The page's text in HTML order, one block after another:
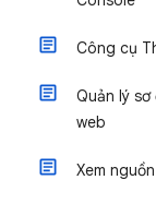
Công cụ
Quản lý
web
Xem